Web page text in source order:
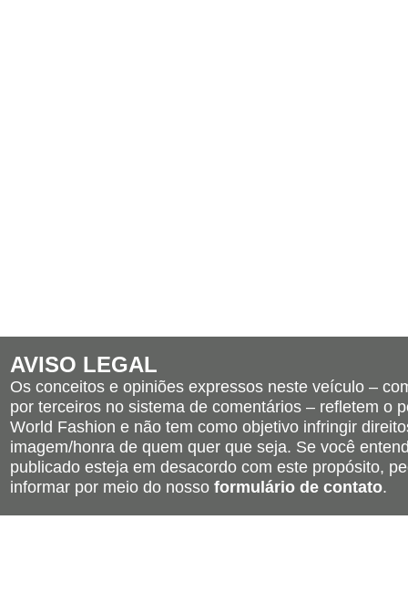
AVISO LEGAL
Os conceitos e opiniões expressos neste veículo –
por terceiros no sistema de comentários – refletem o
World Fashion e não tem como objetivo infringir
imagem/honra de quem quer que seja. Se você
publicado esteja em desacordo com este propósito,
informar por meio do nosso formulário de contato.